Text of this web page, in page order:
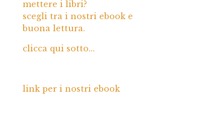
mettere i libri?
scegli tra i nostri ebook e
buona lettura.
clicca qui sotto…
link per i nostri ebook